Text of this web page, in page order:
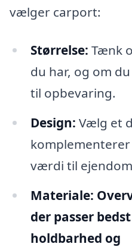
vælger carport:
Størrelse: Tænk
du har, og om
til opbevaring.
Design: Vælg et
værdi til
Materiale:
der passer
holdbarhed og